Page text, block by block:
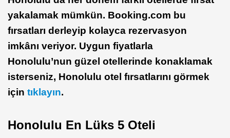
yakalamak mümkün. Booking.com bu
fırsatları derleyip kolayca rezervasyon
imkânı veriyor. Uygun fiyatlarla
Honolulu’nun güzel otellerinde konaklamak
isterseniz, Honolulu otel fırsatlarını görmek
için tıklayın.
Honolulu En Lüks 5 Oteli